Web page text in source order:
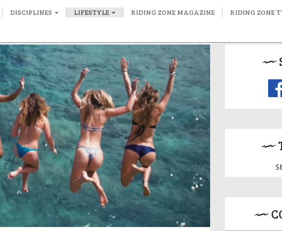
DISCIPLINES LIFESTYLE RIDING ZONE MAGAZINE RIDING ZONE